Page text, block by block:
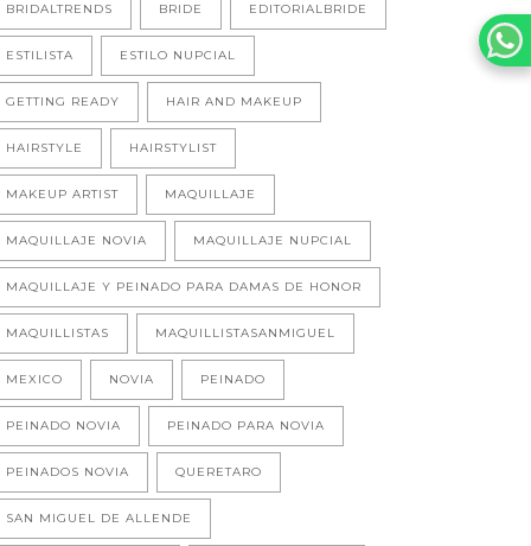
BRIDALTRENDS BRIDE EDITORIALBRIDE
ESTILISTA ESTILO NUPCIAL
GETTING READY HAIR AND MAKEUP
HAIRSTYLE HAIRSTYLIST
MAKEUP ARTIST MAQUILLAJE
MAQUILLAJE NOVIA MAQUILLAJE NUPCIAL
MAQUILLAJE Y PEINADO PARA DAMAS DE HONOR
MAQUILLISTAS MAQUILLISTASANMIGUEL
MEXICO NOVIA PEINADO
PEINADO NOVIA PEINADO PARA NOVIA
PEINADOS NOVIA QUERETARO
SAN MIGUEL DE ALLENDE